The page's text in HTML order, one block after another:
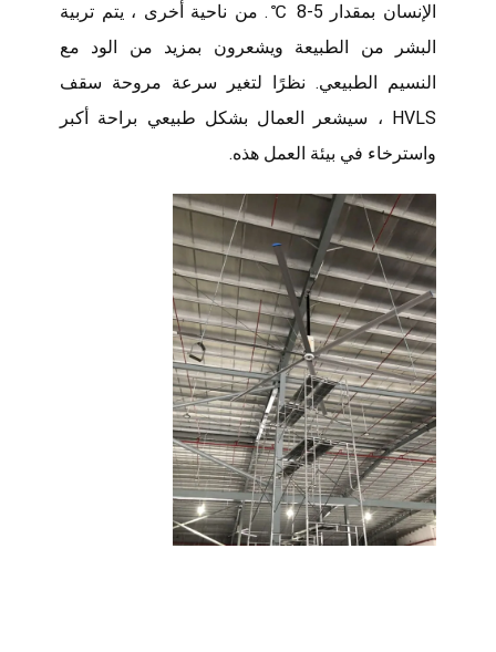
الإنسان بمقدار 5-8 ℃. من ناحية أخرى ، يتم تربية
البشر من الطبيعة ويشعرون بمزيد من الود مع
النسيم الطبيعي. نظرًا لتغير سرعة مروحة سقف
HVLS ، سيشعر العمال بشكل طبيعي براحة أكبر
واسترخاء في بيئة العمل هذه.